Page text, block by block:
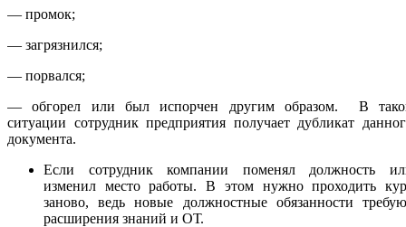
— промок;
— загрязнился;
— порвался;
— обгорел или был испорчен другим образом. В
ситуации сотрудник предприятия получает дубликат
документа.
Если сотрудник компании поменял должность
изменил место работы. В этом нужно проходить
заново, ведь новые должностные обязанности
расширения знаний и ОТ.